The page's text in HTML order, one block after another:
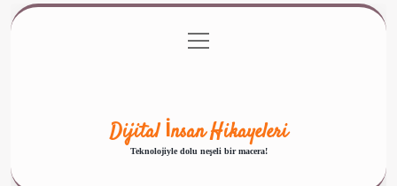
Gizlilik Politikası
menüyü
aç
Dijital İnsan Hikayeleri
Teknolojiyle dolu neşeli bir macera!